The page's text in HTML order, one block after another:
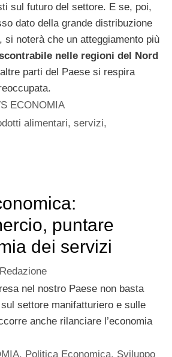
sul futuro del settore. E se, poi,
dato della grande distribuzione
si noterà che un atteggiamento più
nelle regioni del Nord
parti del Paese si respira
ECONOMIA
alimentari,servizi,
puntare
dei servizi
Redazione
nel nostro Paese non basta
settore manifatturiero e sulle
anche rilanciare l’economia
, Politica Economica, Sviluppo